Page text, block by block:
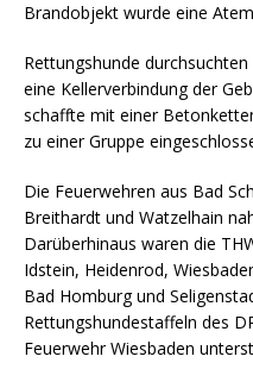
Brandobjekt wurde eine
Rettungshunde
eine Kellerverbindung der
schaffte mit einer
zu einer Gruppe
Die Feuerwehren aus Bad
Breithardt und Watzelhain
Darüberhinaus waren die
Idstein, Heidenrod,
Bad Homburg und
Rettungshundestaffeln des
Feuerwehr Wiesbaden